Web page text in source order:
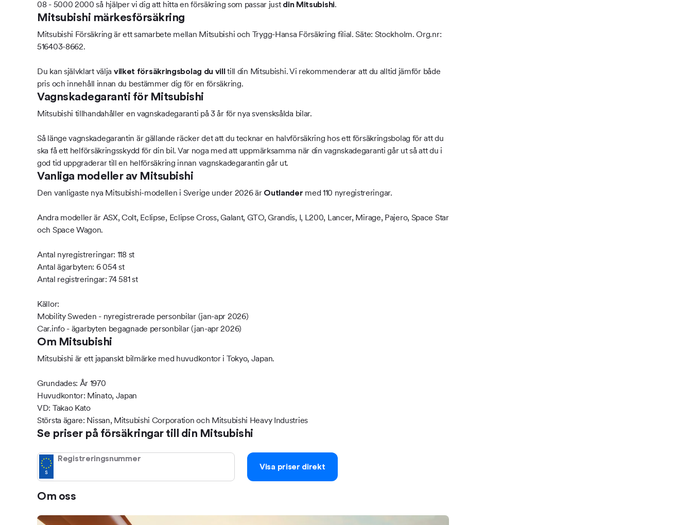
08 - 5000 2000 så hjälper vi dig att hitta en försäkring som passar just din Mitsubishi.
Mitsubishi märkesförsäkring
Mitsubishi Försäkring är ett samarbete mellan Mitsubishi och Trygg-Hansa Försäkring filial. Säte: Stockholm. Org.nr:
516403-8662.
Du kan självklart välja vilket försäkringsbolag du vill till din Mitsubishi. Vi rekommenderar att du alltid jämför både
pris och innehåll innan du bestämmer dig för en försäkring.
Vagnskadegaranti för Mitsubishi
Mitsubishi tillhandahåller en vagnskadegaranti på 3 år för nya svensksålda bilar.
Så länge vagnskadegarantin är gällande räcker det att du tecknar en halvförsäkring hos ett försäkringsbolag för att du
ska få ett helförsäkringsskydd för din bil. Var noga med att uppmärksamma när din vagnskadegaranti går ut så att du i
god tid uppgraderar till en helförsäkring innan vagnskadegarantin går ut.
Vanliga modeller av Mitsubishi
Den vanligaste nya Mitsubishi-modellen i Sverige under 2026 är Outlander med 110 nyregistreringar.
Andra modeller är ASX, Colt, Eclipse, Eclipse Cross, Galant, GTO, Grandis, I, L200, Lancer, Mirage, Pajero, Space Star
och Space Wagon.
Antal nyregistreringar: 118 st
Antal ägarbyten: 6 054 st
Antal registreringar: 74 581 st
Källor:
Mobility Sweden - nyregistrerade personbilar (jan-apr 2026)
Car.info - ägarbyten begagnade personbilar (jan-apr 2026)
Om Mitsubishi
Mitsubishi är ett japanskt bilmärke med huvudkontor i Tokyo, Japan.
Grundades: År 1970
Huvudkontor: Minato, Japan
VD: Takao Kato
Största ägare: Nissan, Mitsubishi Corporation och Mitsubishi Heavy Industries
Se priser på försäkringar till din Mitsubishi
Registreringsnummer
Visa priser direkt
Om oss